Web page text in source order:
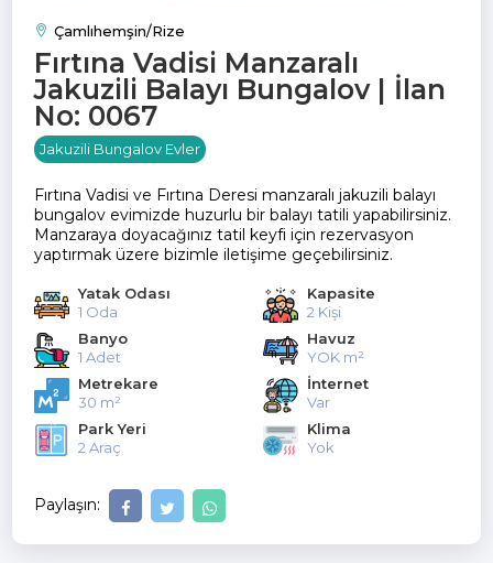
Çamlıhemşin/Rize
Fırtına Vadisi Manzaralı
Jakuzili Balayı Bungalov | İlan
No: 0067
Jakuzili Bungalov Evler
Fırtına Vadisi ve Fırtına Deresi manzaralı jakuzili balayı
bungalov evimizde huzurlu bir balayı tatili yapabilirsiniz.
Manzaraya doyacağınız tatil keyfi için rezervasyon
yaptırmak üzere bizimle iletişime geçebilirsiniz.
Yatak Odası
1 Oda
Kapasite
2 Kişi
Banyo
1 Adet
Havuz
YOK m²
Metrekare
30 m²
İnternet
Var
Park Yeri
2 Araç
Klima
Yok
Paylaşın: